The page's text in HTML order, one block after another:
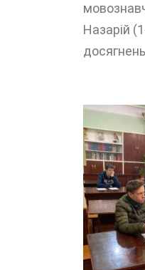
Назарій